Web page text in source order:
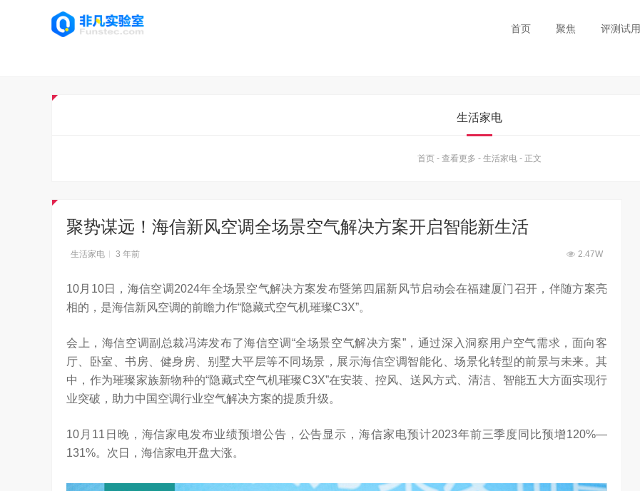
首页 聚焦 评测试用
生活家电
首页 - 查看更多 - 生活家电 - 正文
聚势谋远！海信新风空调全场景空气解决方案开启智能新生活
生活家电 3 年前 2.47W
10月10日，海信空调2024年全场景空气解决方案发布暨第四届新风节启动会在福建厦门召开，伴随方案亮
相的，是海信新风空调的前瞻力作“隐藏式空气机璀璨C3X”。
会上，海信空调副总裁冯涛发布了海信空调“全场景空气解决方案”，通过深入洞察用户空气需求，面向客
厅、卧室、书房、健身房、别墅大平层等不同场景，展示海信空调智能化、场景化转型的前景与未来。其
中，作为璀璨家族新物种的“隐藏式空气机璀璨C3X”在安装、控风、送风方式、清洁、智能五大方面实现行
业突破，助力中国空调行业空气解决方案的提质升级。
10月11日晚，海信家电发布业绩预增公告，公告显示，海信家电预计2023年前三季度同比预增120%—
131%。次日，海信家电开盘大涨。